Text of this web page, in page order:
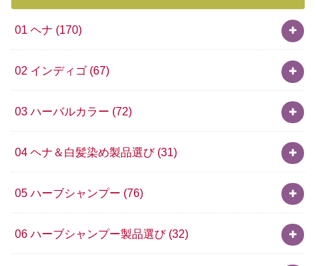
01 ヘナ (170)
02 インディゴ (67)
03 ハーバルカラー (72)
04 ヘナ＆白髪染め製品選び (31)
05 ハーブシャンプー (76)
06 ハーブシャンプー製品選び (32)